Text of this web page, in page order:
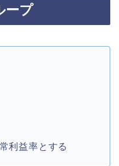
ープ
利益率とする